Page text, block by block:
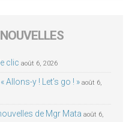
clic août 6, 2026
Allons-y ! Let’s go ! » août 6,
de Mgr Mata août 6,